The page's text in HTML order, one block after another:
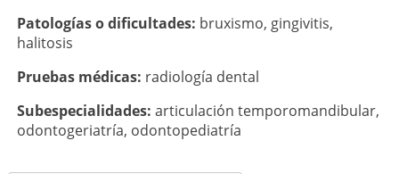
Patologí­as o dificultades: bruxismo, gingivitis,
halitosis
Pruebas médicas: radiología dental
Subespecialidades: articulación temporomandibular,
odontogeriatría, odontopediatría